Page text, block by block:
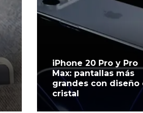
iPhone 20 Pro y Pro
Max: pantallas más
grandes con diseño
cristal